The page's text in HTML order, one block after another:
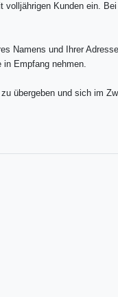
Kunden ein.
Namens und Ihrer
in Empfang nehmen.
übergeben und sich im